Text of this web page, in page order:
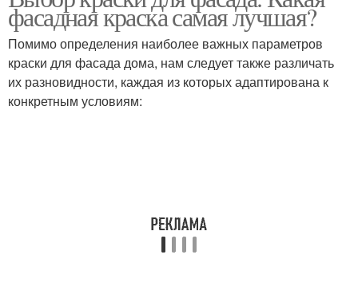
фасадов
Акриловые краски
фасадная краска самая лучшая?
Помимо определения наиболее важных параметров
краски для фасада дома, нам следует также различать
их разновидности, каждая из которых адаптирована к
конкретным условиям: